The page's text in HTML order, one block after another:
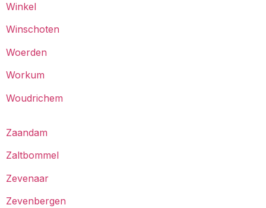
Winkel
Winschoten
Woerden
Workum
Woudrichem
Zaandam
Zaltbommel
Zevenaar
Zevenbergen